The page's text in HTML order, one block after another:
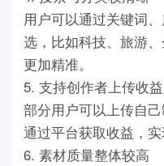
用户可以通过关键词
选，比如科技、旅游
更加精准。
5. 支持创作者上传收益
部分用户可以上传自
通过平台获取收益，实
6. 素材质量整体较高